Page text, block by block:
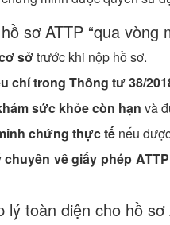
sơ ATTP “qua vòng
sởtrước khi nộp hồ sơ.
chí trong Thông tư 38/
sức khỏe còn hạn và
chứng thực tế nếu
về giấy phép ATTP
lý toàn diện cho hồ sơ